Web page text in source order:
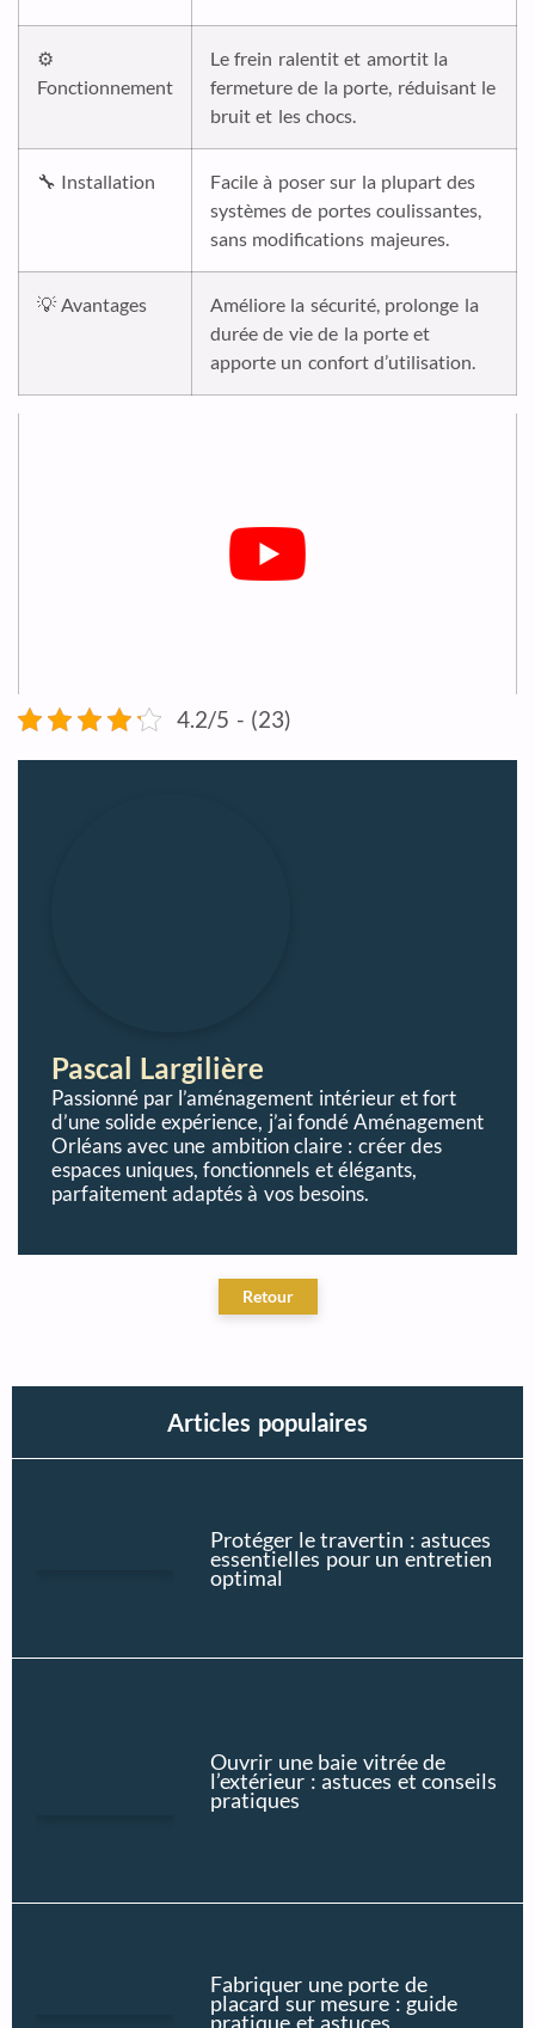
⚙️
Fonctionnement
Le frein ralentit et amortit la
fermeture de la porte, réduisant le
bruit et les chocs.
🔧 Installation
Facile à poser sur la plupart des
systèmes de portes coulissantes,
sans modifications majeures.
💡 Avantages
Améliore la sécurité, prolonge la
durée de vie de la porte et
apporte un confort d’utilisation.
4.2/5 - (23)
Pascal Largilière
Passionné par l’aménagement intérieur et fort
d’une solide expérience, j’ai fondé Aménagement
Orléans avec une ambition claire : créer des
espaces uniques, fonctionnels et élégants,
parfaitement adaptés à vos besoins.
Articles populaires
Protéger le travertin : astuces
essentielles pour un entretien
optimal
Ouvrir une baie vitrée de
l’extérieur : astuces et conseils
pratiques
Fabriquer une porte de
placard sur mesure : guide
pratique et astuces